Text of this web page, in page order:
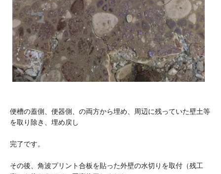
便槽の蓋側、便器側、の両方から埋め、周辺に残っていた壁土等
を取り除き、埋め戻し
完了です。
その後、角波プリント合板を貼った外壁の水切りを取付（残工